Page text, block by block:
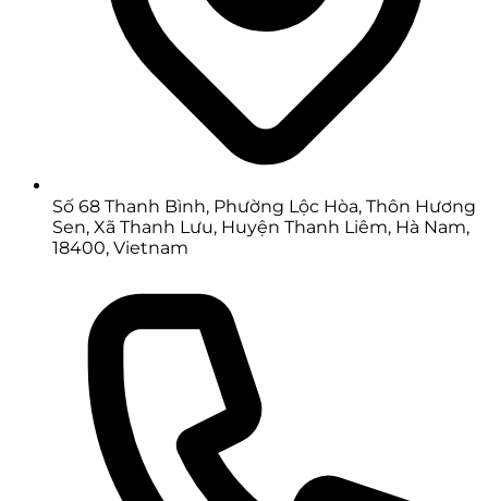
Số 68 Thanh Bình, Phường Lộc Hòa, Thôn Hương
Sen, Xã Thanh Lưu, Huyện Thanh Liêm, Hà Nam,
18400, Vietnam